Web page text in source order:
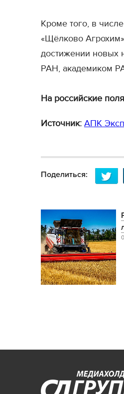
Кроме того, в
«Щёлково
достижении новых
РАН, академиком
На российские
Источник: АПК
Поделиться: